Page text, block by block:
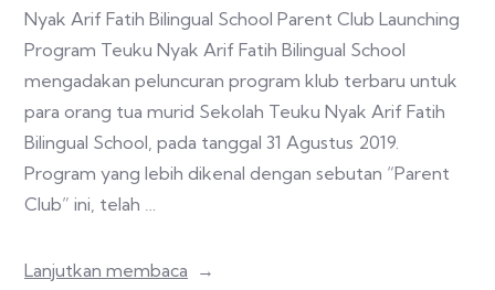
Nyak Arif Fatih Bilingual School Parent Club Launching
Program Teuku Nyak Arif Fatih Bilingual School
mengadakan peluncuran program klub terbaru untuk
para orang tua murid Sekolah Teuku Nyak Arif Fatih
Bilingual School, pada tanggal 31 Agustus 2019.
Program yang lebih dikenal dengan sebutan “Parent
Club” ini, telah …
Lanjutkan membaca